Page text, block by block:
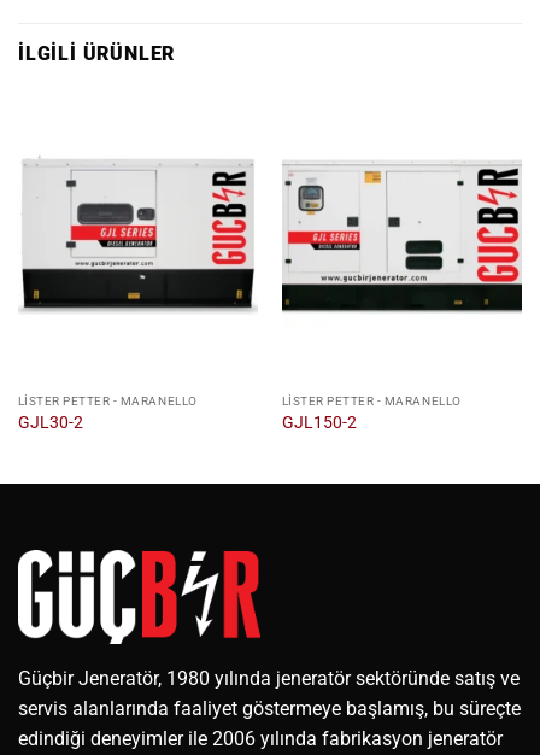
İLGILI ÜRÜNLER
LISTER PETTER - MARANELLO
GJL30-2
LISTER PETTER - MARANELLO
GJL150-2
Güçbir Jeneratör, 1980 yılında jeneratör sektöründe satış ve
servis alanlarında faaliyet göstermeye başlamış, bu süreçte
edindiği deneyimler ile 2006 yılında fabrikasyon jeneratör